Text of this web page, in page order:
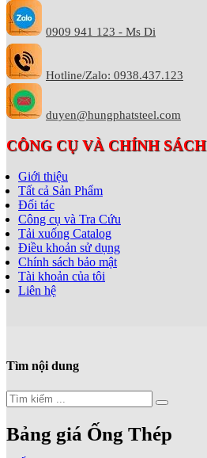
0909 941 123 - Ms Di
Hotline/Zalo: 0938.437.123
duyen@hungphatsteel.com
CÔNG CỤ VÀ CHÍNH SÁCH
Giới thiệu
Tất cả Sản Phẩm
Đối tác
Công cụ và Tra Cứu
Tải xuống Catalog
Điều khoản sử dụng
Chính sách bảo mật
Tài khoản của tôi
Liên hệ
Tìm nội dung
Bảng giá Ống Thép